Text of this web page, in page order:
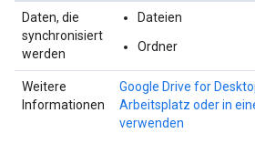
Daten, die
synchronisiert
werden
Dateien
Ordner
Weitere
Informationen
Google Drive for
Arbeitsplatz oder in
verwenden